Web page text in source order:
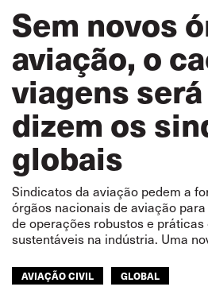
Sem novos
aviação, o
viagens
dizem os
globais
Sindicatos da aviação pedem a
órgãos nacionais de aviação
de operações robustos e
sustentáveis na indústria. Uma
AVIAÇÃO CIVIL GLOBAL